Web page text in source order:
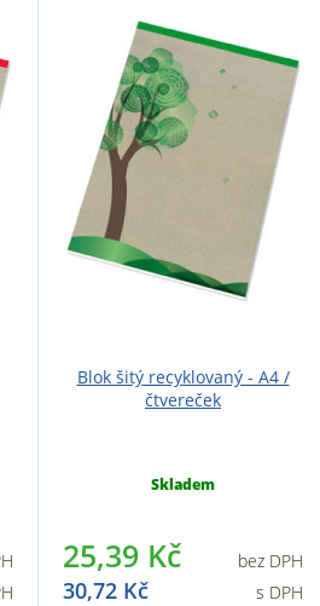
Blok šitý recyklovaný - A4 /
čtvereček
Skladem
25,39 Kč bez DPH
30,72 Kč
s DPH